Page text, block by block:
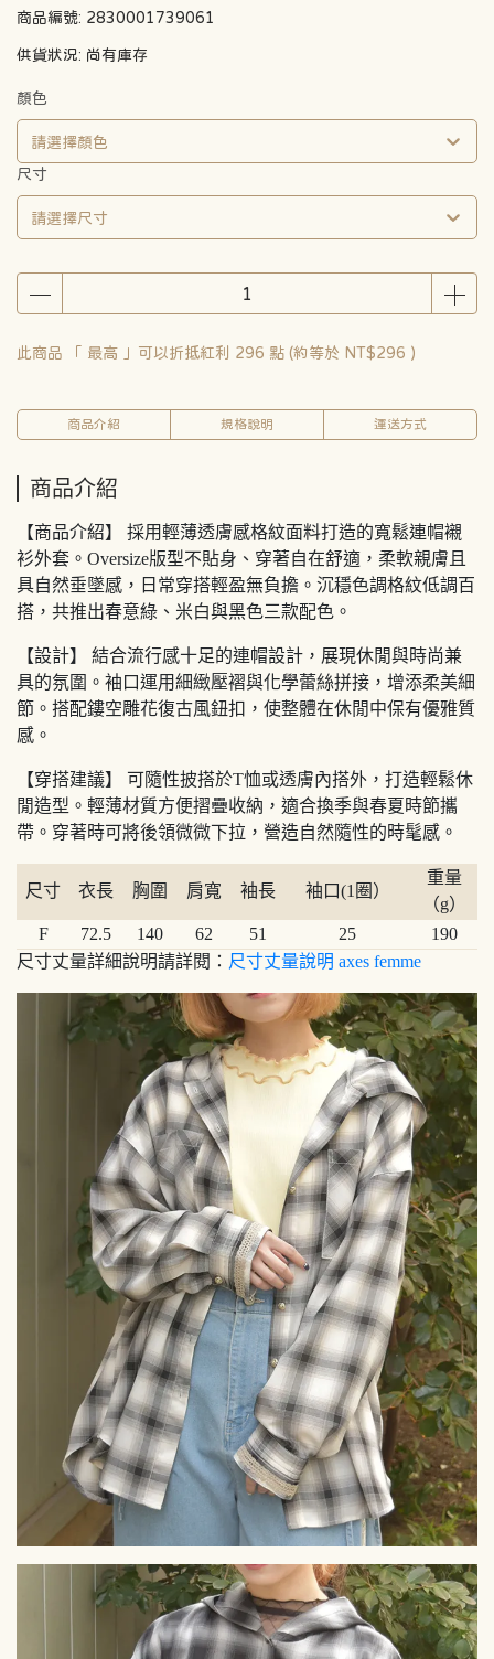
商品編號: 2830001739061
供貨狀況: 尚有庫存
顏色
請選擇顏色
尺寸
請選擇尺寸
此商品 「 最高 」可以折抵紅利 296 點 (約等於 NT$296 )
商品介紹 規格說明 運送方式
商品介紹
【商品介紹】 採用輕薄透膚感格紋面料打造的寬鬆連帽襯
衫外套。Oversize版型不貼身、穿著自在舒適，柔軟親膚且
具自然垂墜感，日常穿搭輕盈無負擔。沉穩色調格紋低調百
搭，共推出春意綠、米白與黑色三款配色。
【設計】 結合流行感十足的連帽設計，展現休閒與時尚兼
具的氛圍。袖口運用細緻壓褶與化學蕾絲拼接，增添柔美細
節。搭配鏤空雕花復古風鈕扣，使整體在休閒中保有優雅質
感。
【穿搭建議】 可隨性披搭於T恤或透膚內搭外，打造輕鬆休
閒造型。輕薄材質方便摺疊收納，適合換季與春夏時節攜
帶。穿著時可將後領微微下拉，營造自然隨性的時髦感。
尺寸 衣長 胸圍 肩寬 袖長 袖口(1圈）
重量
（g）
F
72.5 140 62 51 25
190
尺寸丈量詳細說明請詳閱： 尺寸丈量說明 axes femme